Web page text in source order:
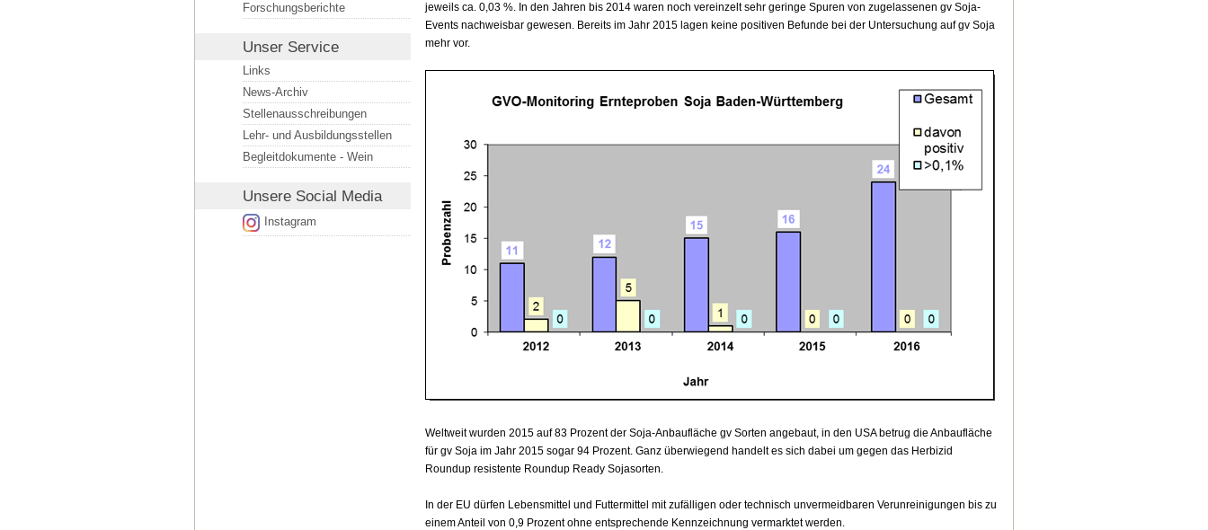
Forschungsberichte
Unser Service
Links
News-Archiv
Stellenausschreibungen
Lehr- und Ausbildungsstellen
Begleitdokumente - Wein
Unsere Social Media
Instagram
jeweils ca. 0,03 %. In den Jahren bis 2014 waren noch vereinzelt sehr geringe Spuren von zugelassenen gv Soja-
Events nachweisbar gewesen. Bereits im Jahr 2015 lagen keine positiven Befunde bei der Untersuchung auf gv Soja
mehr vor.
Weltweit wurden 2015 auf 83 Prozent der Soja-Anbaufläche gv Sorten angebaut, in den USA betrug die Anbaufläche
für gv Soja im Jahr 2015 sogar 94 Prozent. Ganz überwiegend handelt es sich dabei um gegen das Herbizid
Roundup resistente Roundup Ready Sojasorten.
In der EU dürfen Lebensmittel und Futtermittel mit zufälligen oder technisch unvermeidbaren Verunreinigungen bis zu
einem Anteil von 0,9 Prozent ohne entsprechende Kennzeichnung vermarktet werden.